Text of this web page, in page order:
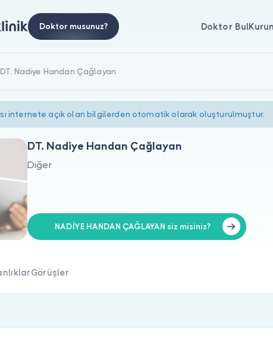
Doktor musunuz? Doktor Bul
DT. Nadiye Handan Çağlayan
internete açık olan bilgilerden otomatik olarak oluşturulmuştur.
DT. Nadiye Handan Çağlayan
Diğer
NADİYE HANDAN ÇAĞLAYAN siz misiniz?
Görüşler